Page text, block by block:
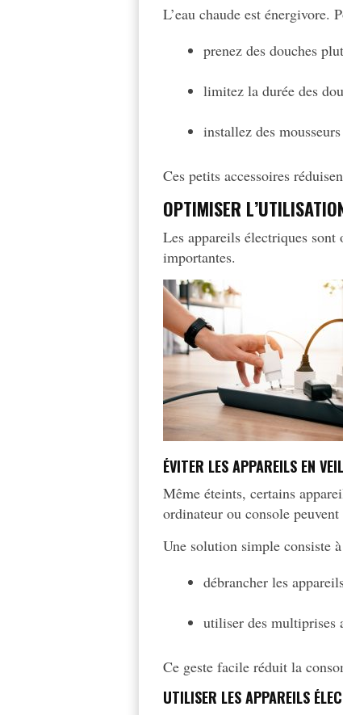
L’eau chaude est énergivore.
prenez des douches
limitez la durée des
installez des
Ces petits accessoires
OPTIMISER
Les appareils électriques
importantes.
ÉVITER LES APPAREILS EN
Même éteints, certains
ordinateur ou console
Une solution simple consiste
débrancher les
utiliser des multiprises
Ce geste facile réduit la
UTILISER LES APPAREILS